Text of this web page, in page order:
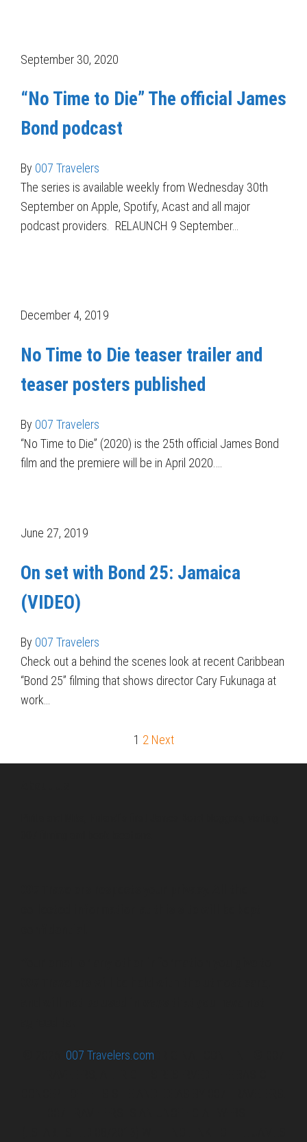
September 30, 2020
“No Time to Die” The official James
Bond podcast
By 007 Travelers
The series is available weekly from Wednesday 30th
September on Apple, Spotify, Acast and all major
podcast providers. RELAUNCH 9 September…
December 4, 2019
No Time to Die teaser trailer and
teaser posters published
By 007 Travelers
“No Time to Die” (2020) is the 25th official James Bond
film and the premiere will be in April 2020.…
June 27, 2019
On set with Bond 25: Jamaica
(VIDEO)
By 007 Travelers
Check out a behind the scenes look at recent Caribbean
“Bond 25” filming that shows director Cary Fukunaga at
work…
1 2 Next
007 Travelers.com